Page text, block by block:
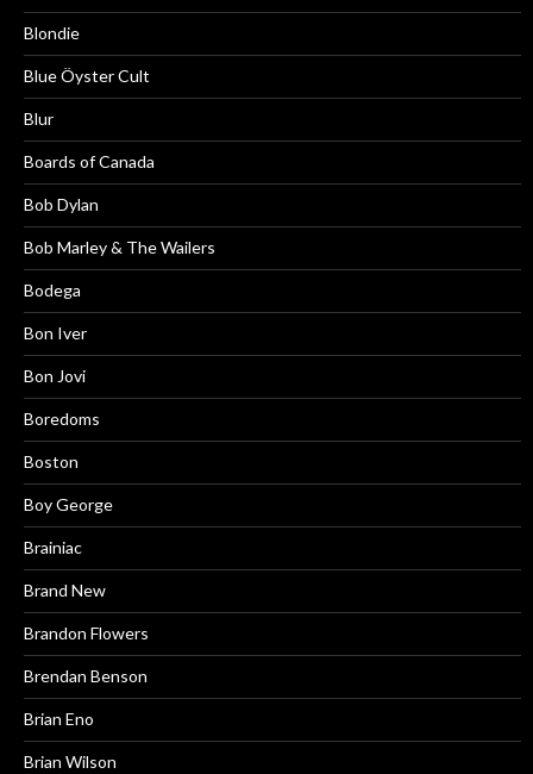
Blondie
Blue Öyster Cult
Blur
Boards of Canada
Bob Dylan
Bob Marley & The Wailers
Bodega
Bon Iver
Bon Jovi
Boredoms
Boston
Boy George
Brainiac
Brand New
Brandon Flowers
Brendan Benson
Brian Eno
Brian Wilson